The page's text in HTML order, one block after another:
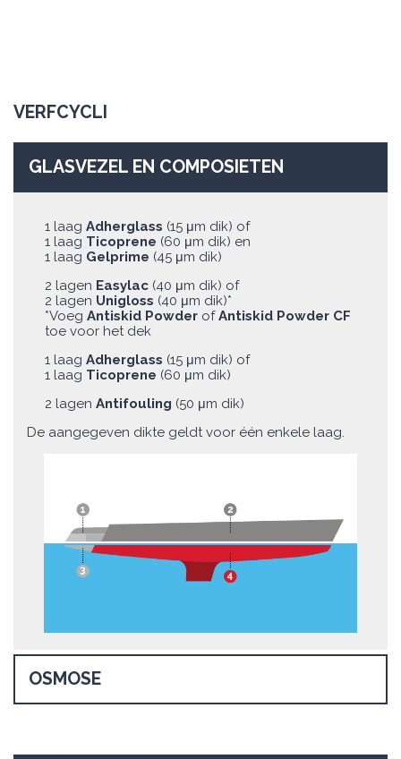
VERFCYCLI
GLASVEZEL EN COMPOSIETEN
1 laag Adherglass (15 μm dik) of
1 laag Ticoprene (60 μm dik) en
1 laag Gelprime (45 μm dik)
2 lagen Easylac (40 μm dik) of
2 lagen Unigloss (40 μm dik)*
*Voeg Antiskid Powder ofAntiskid Powder CF
toe voor het dek
1 laag Adherglass (15 μm dik) of
1 laag Ticoprene (60 μm dik)
2 lagen Antifouling (50 μm dik)
De aangegeven dikte geldt voor één enkele laag.
OSMOSE